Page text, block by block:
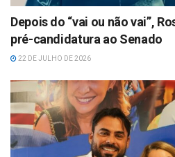
Depois do “vai ou não vai”,
pré-candidatura ao Senado
22 DE JULHO DE 2026